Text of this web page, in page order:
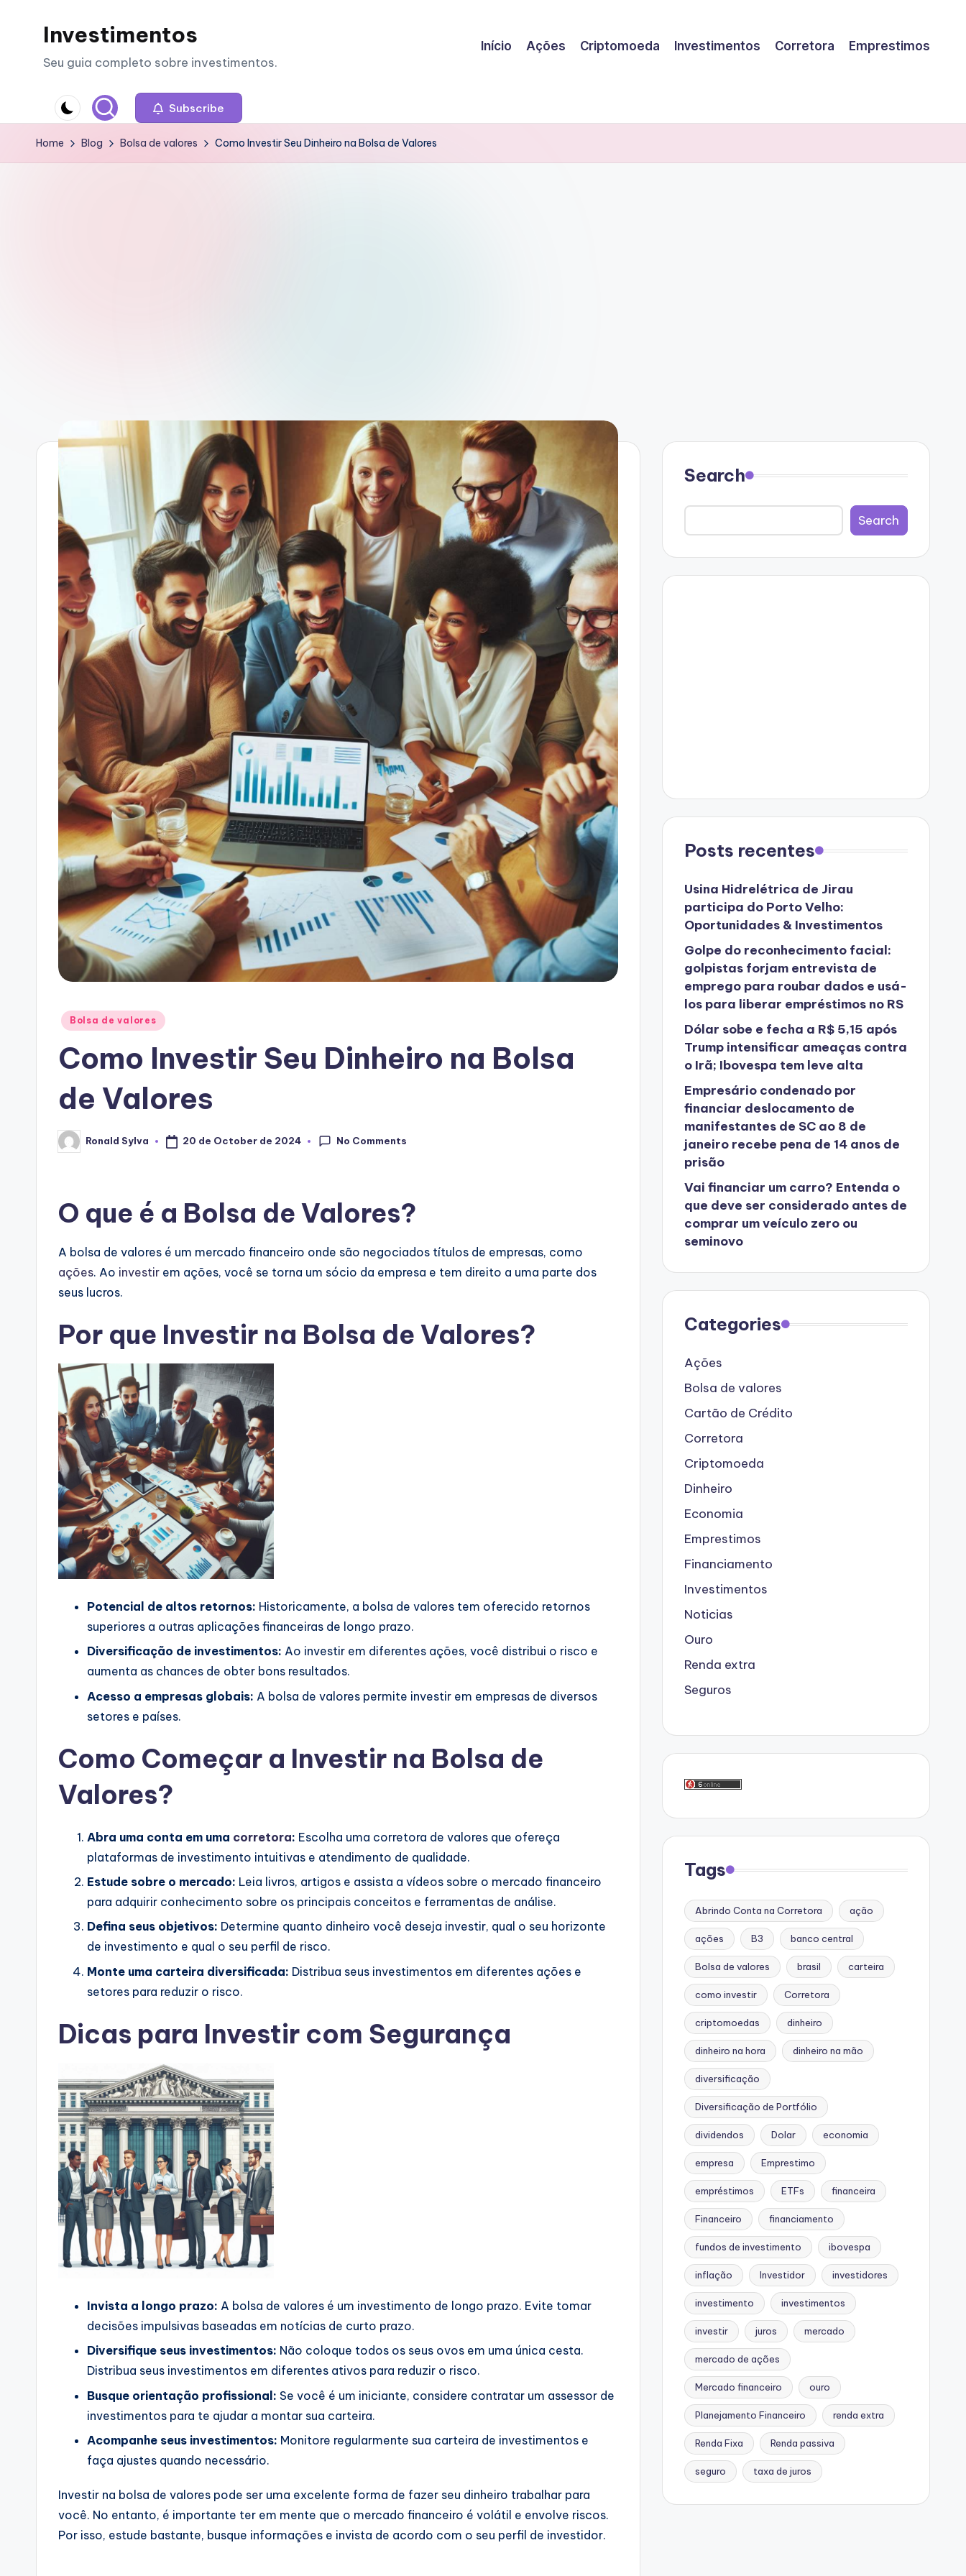
Investimentos
Seu guia completo sobre investimentos.
Início Ações Criptomoeda Investimentos Corretora Emprestimos
Subscribe
Home Blog Bolsa de valores Como Investir Seu Dinheiro na Bolsa de Valores
Posted
Bolsa de valores
Como Investir Seu Dinheiro na Bolsa
de Valores
Posted
by
Ronald Sylva 20 de October de 2024 No Comments
O que é a Bolsa de Valores?
A bolsa de valores é um mercado financeiro onde são negociados títulos de empresas, como
ações. Ao investir em ações, você se torna um sócio da empresa e tem direito a uma parte dos
seus lucros.
Por que Investir na Bolsa de Valores?
Potencial de altos retornos: Historicamente, a bolsa de valores tem oferecido retornos
superiores a outras aplicações financeiras de longo prazo.
Diversificação de investimentos: Ao investir em diferentes ações, você distribui o risco e
aumenta as chances de obter bons resultados.
Acesso a empresas globais: A bolsa de valores permite investir em empresas de diversos
setores e países.
Como Começar a Investir na Bolsa de
Valores?
Abra uma conta em uma corretora: Escolha uma corretora de valores que ofereça
plataformas de investimento intuitivas e atendimento de qualidade.
Estude sobre o mercado: Leia livros, artigos e assista a vídeos sobre o mercado financeiro
para adquirir conhecimento sobre os principais conceitos e ferramentas de análise.
Defina seus objetivos: Determine quanto dinheiro você deseja investir, qual o seu horizonte
de investimento e qual o seu perfil de risco.
Monte uma carteira diversificada: Distribua seus investimentos em diferentes ações e
setores para reduzir o risco.
Dicas para Investir com Segurança
Invista a longo prazo: A bolsa de valores é um investimento de longo prazo. Evite tomar
decisões impulsivas baseadas em notícias de curto prazo.
Diversifique seus investimentos: Não coloque todos os seus ovos em uma única cesta.
Distribua seus investimentos em diferentes ativos para reduzir o risco.
Busque orientação profissional: Se você é um iniciante, considere contratar um assessor de
investimentos para te ajudar a montar sua carteira.
Acompanhe seus investimentos: Monitore regularmente sua carteira de investimentos e
faça ajustes quando necessário.
Investir na bolsa de valores pode ser uma excelente forma de fazer seu dinheiro trabalhar para
você. No entanto, é importante ter em mente que o mercado financeiro é volátil e envolve riscos.
Por isso, estude bastante, busque informações e invista de acordo com o seu perfil de investidor.
Search
Search
Posts recentes
Usina Hidrelétrica de Jirau
participa do Porto Velho:
Oportunidades & Investimentos
Golpe do reconhecimento facial:
golpistas forjam entrevista de
emprego para roubar dados e usá-
los para liberar empréstimos no RS
Dólar sobe e fecha a R$ 5,15 após
Trump intensificar ameaças contra
o Irã; Ibovespa tem leve alta
Empresário condenado por
financiar deslocamento de
manifestantes de SC ao 8 de
janeiro recebe pena de 14 anos de
prisão
Vai financiar um carro? Entenda o
que deve ser considerado antes de
comprar um veículo zero ou
seminovo
Categories
Ações
Bolsa de valores
Cartão de Crédito
Corretora
Criptomoeda
Dinheiro
Economia
Emprestimos
Financiamento
Investimentos
Noticias
Ouro
Renda extra
Seguros
Tags
Abrindo Conta na Corretora ação
ações B3 banco central
Bolsa de valores brasil carteira
como investir Corretora
criptomoedas dinheiro
dinheiro na hora dinheiro na mão
diversificação
Diversificação de Portfólio
dividendos Dolar economia
empresa Emprestimo
empréstimos ETFs financeira
Financeiro financiamento
fundos de investimento ibovespa
inflação Investidor investidores
investimento investimentos
investir juros mercado
mercado de ações
Mercado financeiro ouro
Planejamento Financeiro renda extra
Renda Fixa Renda passiva
seguro taxa de juros